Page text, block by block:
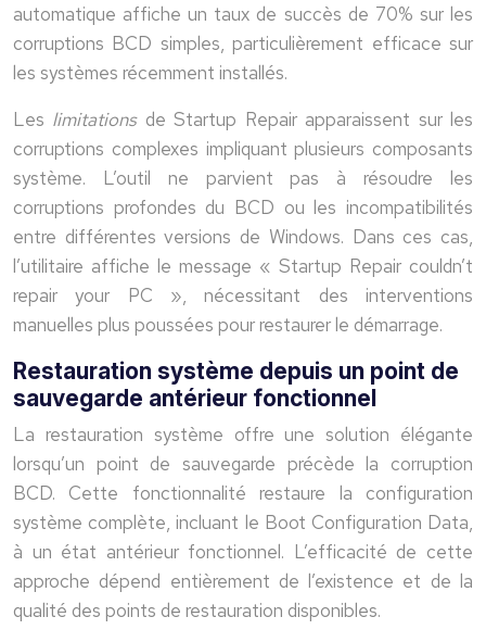
automatique affiche un taux de succès de 70% sur les
corruptions BCD simples, particulièrement efficace sur
les systèmes récemment installés.
Les limitations de Startup Repair apparaissent sur les
corruptions complexes impliquant plusieurs composants
système. L’outil ne parvient pas à résoudre les
corruptions profondes du BCD ou les incompatibilités
entre différentes versions de Windows. Dans ces cas,
l’utilitaire affiche le message « Startup Repair couldn’t
repair your PC », nécessitant des interventions
manuelles plus poussées pour restaurer le démarrage.
Restauration système depuis un point de
sauvegarde antérieur fonctionnel
La restauration système offre une solution élégante
lorsqu’un point de sauvegarde précède la corruption
BCD. Cette fonctionnalité restaure la configuration
système complète, incluant le Boot Configuration Data,
à un état antérieur fonctionnel. L’efficacité de cette
approche dépend entièrement de l’existence et de la
qualité des points de restauration disponibles.